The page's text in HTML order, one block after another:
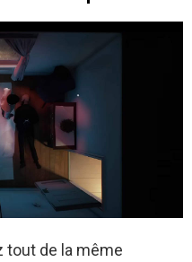
de la même